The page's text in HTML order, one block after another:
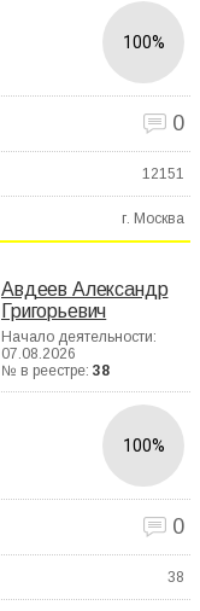
100%
0
12151
г. Москва
Авдеев Александр
Григорьевич
Начало деятельности:
07.08.2026
№ в реестре: 38
100%
0
38